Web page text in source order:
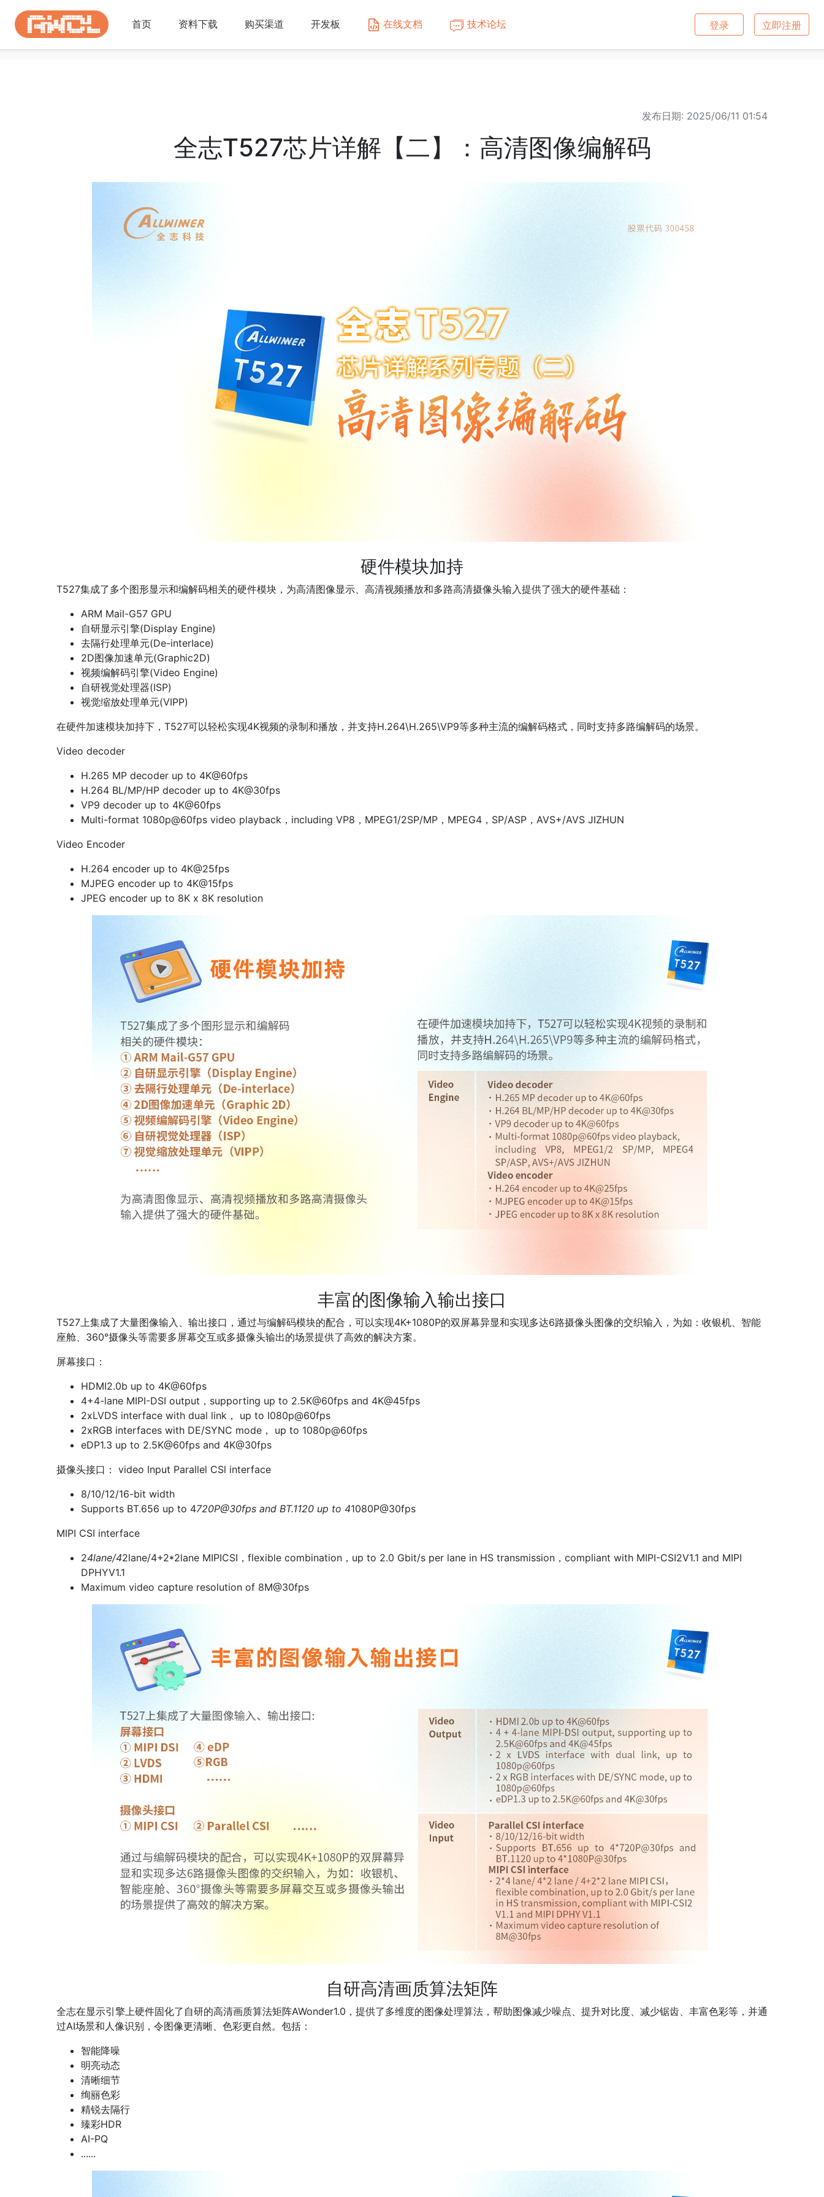
首页 资料下载 购买渠道 开发板 在线文档 技术论坛 登录 立即注册
发布日期: 2025/06/11 01:54
全志T527芯片详解【二】：高清图像编解码
硬件模块加持
T527集成了多个图形显示和编解码相关的硬件模块，为高清图像显示、高清视频播放和多路高清摄像头输入提供了强大的硬件基础：
ARM Mail-G57 GPU
自研显示引擎(Display Engine)
去隔行处理单元(De-interIace)
2D图像加速单元(Graphic2D)
视频编解码引擎(Video Engine)
自研视觉处理器(ISP)
视觉缩放处理单元(VIPP)
在硬件加速模块加持下，T527可以轻松实现4K视频的录制和播放，并支持H.264\H.265\VP9等多种主流的编解码格式，同时支持多路编解码的场景。
Video decoder
H.265 MP decoder up to 4K@60fps
H.264 BL/MP/HP decoder up to 4K@30fps
VP9 decoder up to 4K@60fps
Multi-format 1080p@60fps video playback，including VP8，MPEG1/2SP/MP，MPEG4，SP/ASP，AVS+/AVS JIZHUN
Video Encoder
H.264 encoder up to 4K@25fps
MJPEG encoder up to 4K@15fps
JPEG encoder up to 8K x 8K resolution
丰富的图像输入输出接口
T527上集成了大量图像输入、输出接口，通过与编解码模块的配合，可以实现4K+1080P的双屏幕异显和实现多达6路摄像头图像的交织输入，为如：收银机、智能
座舱、360°摄像头等需要多屏幕交互或多摄像头输出的场景提供了高效的解决方案。
屏幕接口：
HDMI2.0b up to 4K@60fps
4+4-lane MIPI-DSI output，supporting up to 2.5K@60fps and 4K@45fps
2xLVDS interface with dual link， up to I080p@60fps
2xRGB interfaces with DE/SYNC mode， up to 1080p@60fps
eDP1.3 up to 2.5K@60fps and 4K@30fps
摄像头接口： video Input Parallel CSl interface
8/10/12/16-bit width
Supports BT.656 up to 4720P@30fps and BT.1120 up to 41080P@30fps
MIPI CSI interface
24lane/42lane/4+2*2lane MIPICSI，flexible combination，up to 2.0 Gbit/s per lane in HS transmission，compliant with MIPI-CSI2V1.1 and MIPI
DPHYV1.1
Maximum video capture resolution of 8M@30fps
自研高清画质算法矩阵
全志在显示引擎上硬件固化了自研的高清画质算法矩阵AWonder1.0，提供了多维度的图像处理算法，帮助图像减少噪点、提升对比度、减少锯齿、丰富色彩等，并通
过AI场景和人像识别，令图像更清晰、色彩更自然。包括：
智能降噪
明亮动态
清晰细节
绚丽色彩
精锐去隔行
臻彩HDR
AI-PQ
......